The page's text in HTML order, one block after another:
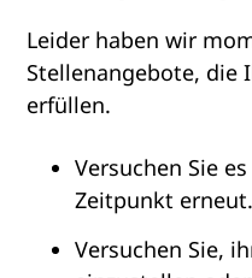
Leider haben wir
Stellenangebote, die
erfüllen.
Versuchen Sie
Zeitpunkt erneut.
Versuchen Sie,